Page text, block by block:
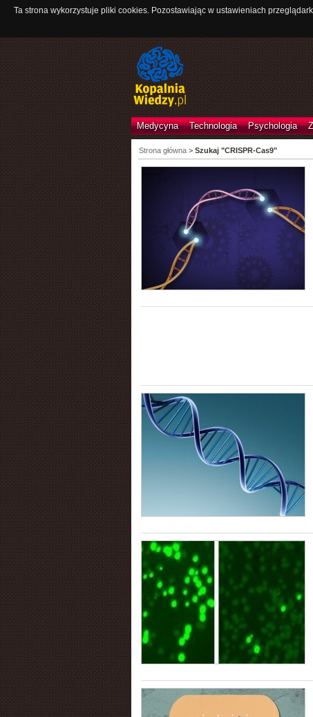
Ta strona wykorzystuje pliki cookies. Pozostawiając w ustawieniach
Medycyna Technologia Psychologia
Strona główna> Szukaj "CRISPR-Cas9"